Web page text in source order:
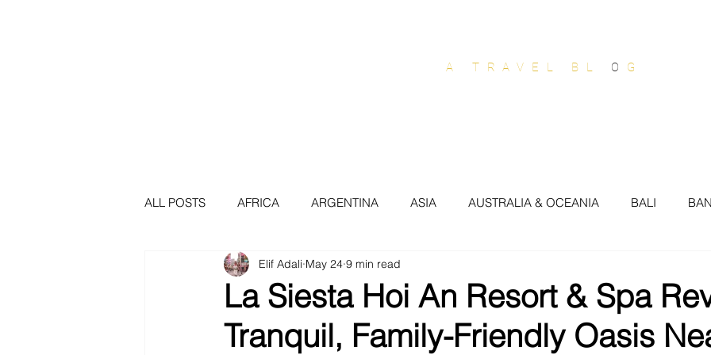
A TRAVEL BL O G
ALL POSTS AFRICA ARGENTINA ASIA AUSTRALIA & OCEANIA BALI
BOGOTA BRASIL
CAPE TOWN COLOMBIA COTE DAZUR CROATIA DOMINICAN REP
La Siesta Hoi An Resort & Spa
Tranquil, Family-Friendly Oasis
Elif Adali May 24 9 min read